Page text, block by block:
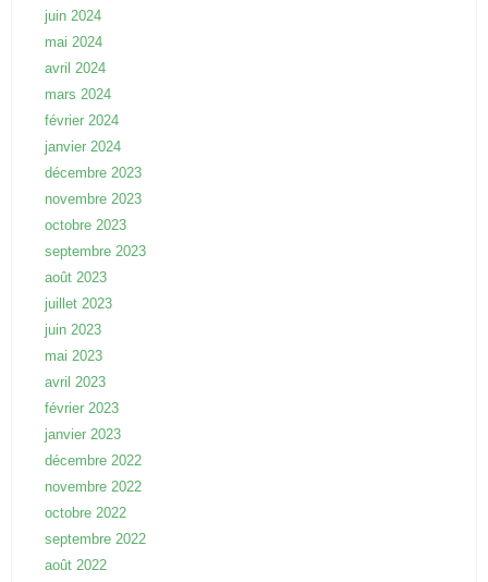
juin 2024
mai 2024
avril 2024
mars 2024
février 2024
janvier 2024
décembre 2023
novembre 2023
octobre 2023
septembre 2023
août 2023
juillet 2023
juin 2023
mai 2023
avril 2023
février 2023
janvier 2023
décembre 2022
novembre 2022
octobre 2022
septembre 2022
août 2022